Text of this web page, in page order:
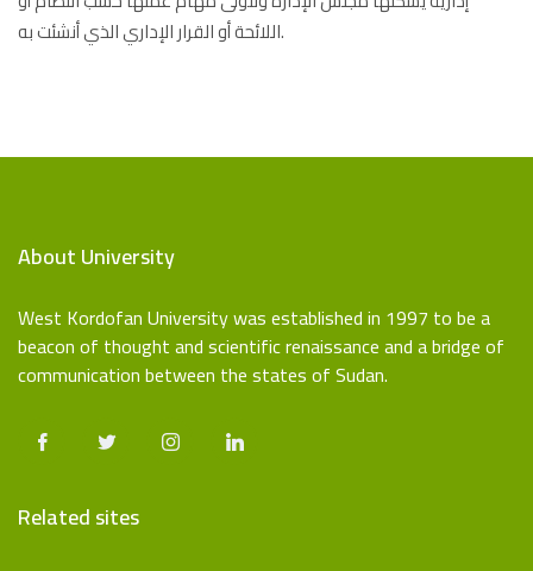
اللائحة أو القرار الإداري الذي أنشئت به.
About University
West Kordofan University was established in 1997 to be a
beacon of thought and scientific renaissance and a bridge of
communication between the states of Sudan.
Related sites